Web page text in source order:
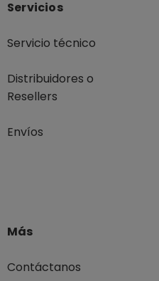
Servicios
Servicio técnico
Distribuidores o
Resellers
Envíos
Más
Contáctanos